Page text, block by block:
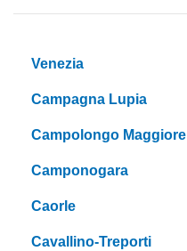
Venezia
Campagna Lupia
Campolongo Maggiore
Camponogara
Caorle
Cavallino-Treporti